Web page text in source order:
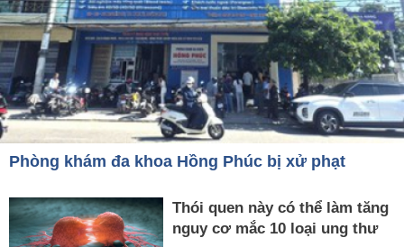
Phòng khám đa khoa Hồng Phúc bị xử phạt
Thói quen này có thể làm tăng
nguy cơ mắc 10 loại ung thư